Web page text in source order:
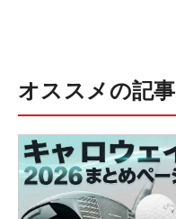
オススメの記事